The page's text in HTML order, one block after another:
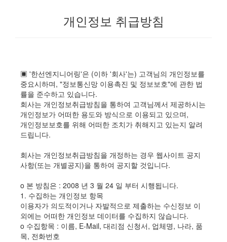
개인정보 취급방침
▣ '한선엔지니어링'은 (이하 '회사'는) 고객님의 개인정보를
중요시하며, "정보통신망 이용촉진 및 정보보호"에 관한 법
률을 준수하고 있습니다.
회사는 개인정보취급방침을 통하여 고객님께서 제공하시는
개인정보가 어떠한 용도와 방식으로 이용되고 있으며,
개인정보보호를 위해 어떠한 조치가 취해지고 있는지 알려
드립니다.
회사는 개인정보취급방침을 개정하는 경우 웹사이트 공지
사항(또는 개별공지)을 통하여 공지할 것입니다.
ο 본 방침은 : 2008 년 3 월 24 일 부터 시행됩니다.
1. 수집하는 개인정보 항목
이용자가 의도적이거나 자발적으로 제출하는 수신정보 이
외에는 어떠한 개인정보 데이터를 수집하지 않습니다.
ο 수집항목 : 이름, E-Mail, 대리점 신청서, 업체명, 나라, 품
목, 전화번호